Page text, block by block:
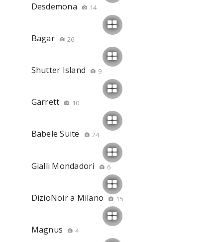
Desdemona 14
Bagar 26
Shutter Island 9
Garrett 10
Babele Suite 24
Gialli Mondadori 6
DizioNoir a Milano 15
Magnus 4